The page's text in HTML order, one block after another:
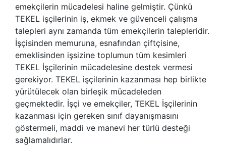
emekçilerin mücadelesi haline gelmiştir. Çünkü
TEKEL işçilerinin iş, ekmek ve güvenceli çalışma
talepleri aynı zamanda tüm emekçilerin talepleridir.
İşçisinden memuruna, esnafından çiftçisine,
emeklisinden işsizine toplumun tüm kesimleri
TEKEL İşçilerinin mücadelesine destek vermesi
gerekiyor. TEKEL işçilerinin kazanması hep birlikte
yürütülecek olan birleşik mücadeleden
geçmektedir. İşçi ve emekçiler, TEKEL İşçilerinin
kazanması için gereken sınıf dayanışmasını
göstermeli, maddi ve manevi her türlü desteği
sağlamalıdırlar.